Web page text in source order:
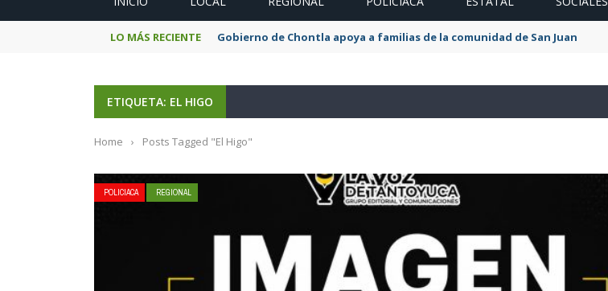
LO MÁS RECIENTE Gobierno de Chontla apoya a familias de la comunidad de San Juan
ETIQUETA: EL HIGO
Home › Posts Tagged "El Higo"
POLICIACA REGIONAL